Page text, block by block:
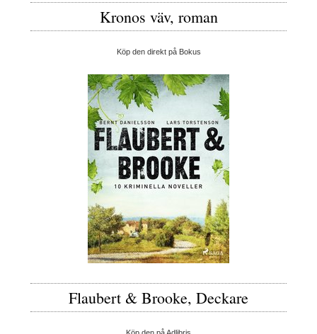
Kronos väv, roman
Köp den direkt på Bokus
Flaubert & Brooke, Deckare